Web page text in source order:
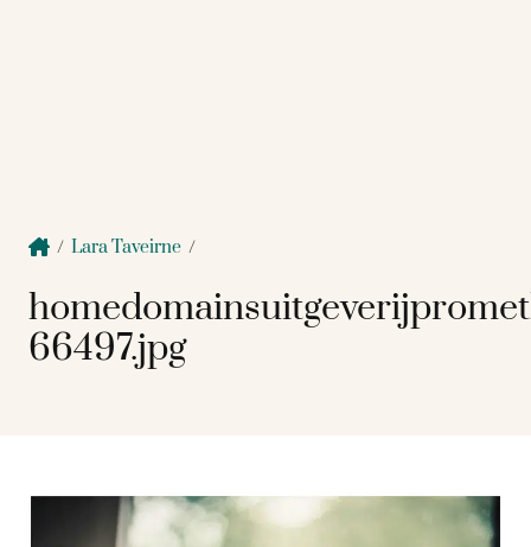
/ Lara Taveirne /
66497.jpg